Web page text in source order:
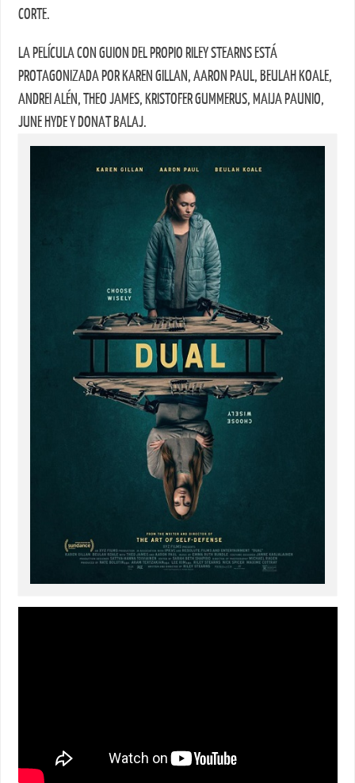
CORTE.
LA PELÍCULA CON GUION DEL PROPIO RILEY STEARNS ESTÁ
PROTAGONIZADA POR KAREN GILLAN, AARON PAUL, BEULAH KOALE,
ANDREI ALÉN, THEO JAMES, KRISTOFER GUMMERUS, MAIJA PAUNIO,
JUNE HYDE Y DONAT BALAJ.